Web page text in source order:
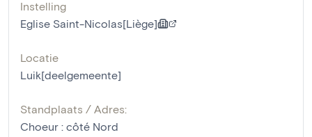
Instelling
Eglise Saint-Nicolas[Liège]
Locatie
Luik[deelgemeente]
Standplaats / Adres:
Choeur : côté Nord